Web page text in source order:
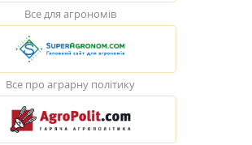
Все для агрономів
Все про аграрну політику